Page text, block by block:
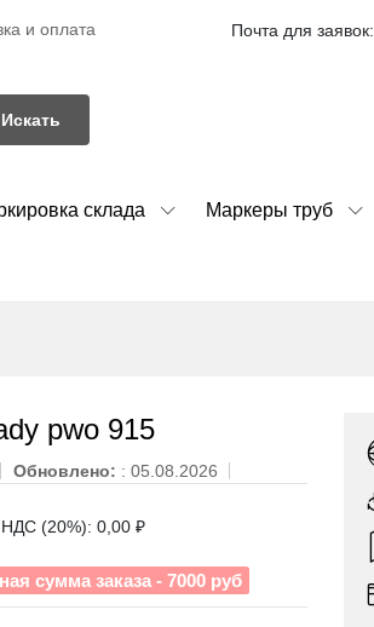
и оплата Почта для заявок:
Искать
склада Маркеры труб
pwo 915
Обновлено: : 05.08.2026
(20%): 0,00 ₽
сумма заказа - 7000 руб